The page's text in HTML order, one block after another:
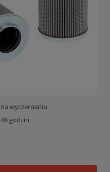
na wyczerpaniu
48 godzin